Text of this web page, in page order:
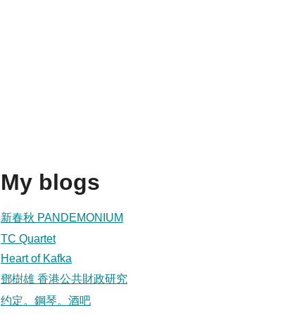
My blogs
新春秋 PANDEMONIUM
TC Quartet
Heart of Kafka
鄧樹雄 香港公共財政研究
约定。鋼琴。酒吧